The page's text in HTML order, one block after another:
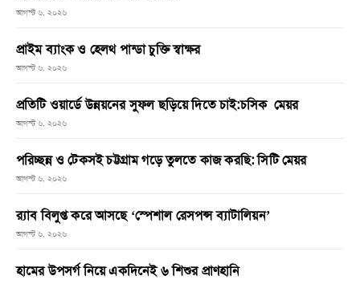
আগস্ট ৬, ২০২৬
প্রাইম ব্যাংক ও হেলথ পান্ডা চুক্তি স্বাক্ষর
আগস্ট ৬, ২০২৬
প্রতিটি ওয়ার্ডে উন্নয়নের সুফল ছড়িয়ে দিতে চাই:চসিক মেয়র
আগস্ট ৬, ২০২৬
পরিচ্ছন্ন ও টেকসই চট্টগ্রাম গড়ে তুলতে কাজ করছি: সিটি মেয়র
আগস্ট ৬, ২০২৬
র‌্যাব বিলুপ্ত করে আসছে ‘স্পেশাল রেসপন্স ব্যাটালিয়ন’
আগস্ট ৬, ২০২৬
হামের উপসর্গ নিয়ে একদিনেই ৬ শিশুর প্রাণহানি